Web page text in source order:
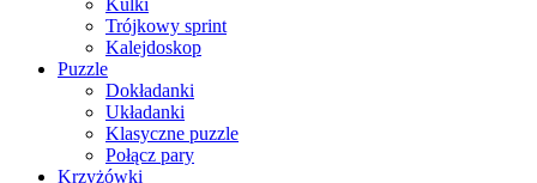
Trójkowy sprint
Kalejdoskop
Puzzle
Dokładanki
Układanki
Klasyczne puzzle
Połącz pary
Krzyżówki